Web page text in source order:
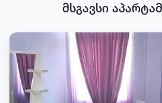
მსგავსი